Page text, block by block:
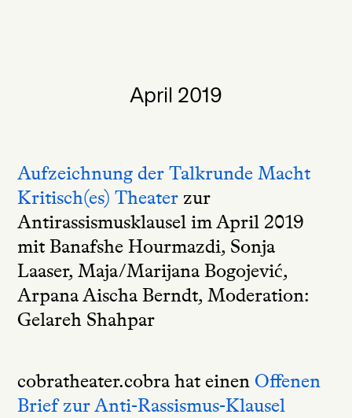
April 2019
Aufzeichnung der Talkrunde Macht
Kritisch(es) Theater zur
Antirassismusklausel im April 2019
mit Banafshe Hourmazdi, Sonja
Laaser, Maja/Marijana Bogojević,
Arpana Aischa Berndt, Moderation:
Gelareh Shahpar
cobratheater.cobra hat einenOffenen
Brief zur Anti-Rassismus-Klausel